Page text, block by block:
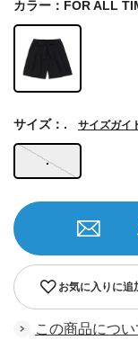
カラー：FOR ALL
.
サイズ：. サイズガイ
お気に入りに追
この商品につ